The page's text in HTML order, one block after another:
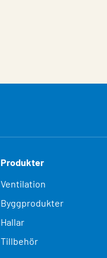
Produkter
Ventilation
Byggprodukter
Hallar
Tillbehör